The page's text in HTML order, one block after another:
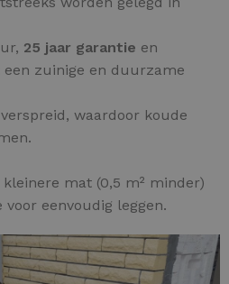
25 jaar garantie en
zuinige en duurzame
waardoor koude
mat (0,5 m² minder)
eenvoudig leggen.